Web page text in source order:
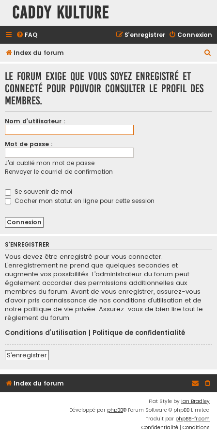
Caddy Kulture
FAQ Connexion
S’enregistrer
Index du forum
Le forum exige que vous soyez enregistré et
connecté pour pouvoir consulter le profil des
membres.
Nom d’utilisateur :
Mot de passe :
J’ai oublié mon mot de passe
Renvoyer le courriel de confirmation
Se souvenir de moi
Cacher mon statut en ligne pour cette session
S’ENREGISTRER
Vous devez être enregistré pour vous connecter.
L’enregistrement ne prend que quelques secondes et
augmente vos possibilités. L’administrateur du forum peut
également accorder des permissions additionnelles aux
membres du forum. Avant de vous enregistrer, assurez-vous
d’avoir pris connaissance de nos conditions d’utilisation et de
notre politique de vie privée. Assurez-vous de bien lire tout le
règlement du forum.
Conditions d’utilisation
Politique de confidentialité
S’enregistrer
Index du forum
Flat Style by Ian Bradley
Développé par phpBB® Forum Software © phpBB Limited
Traduit par phpBB-fr.com
Confidentialité | Conditions